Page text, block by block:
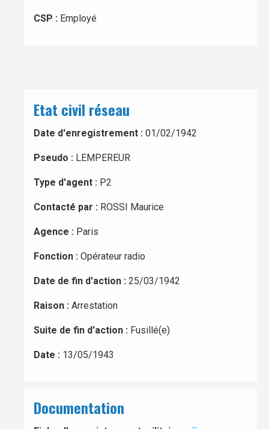
CSP : Employé
Etat civil réseau
Date d'enregistrement : 01/02/1942
Pseudo : LEMPEREUR
Type d'agent : P2
Contacté par : ROSSI Maurice
Agence : Paris
Fonction : Opérateur radio
Date de fin d'action : 25/03/1942
Raison : Arrestation
Suite de fin d'action : Fusillé(e)
Date : 13/05/1943
Documentation